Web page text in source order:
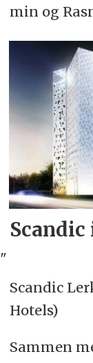
min og
"
Scandic
Hotels)
Sammen